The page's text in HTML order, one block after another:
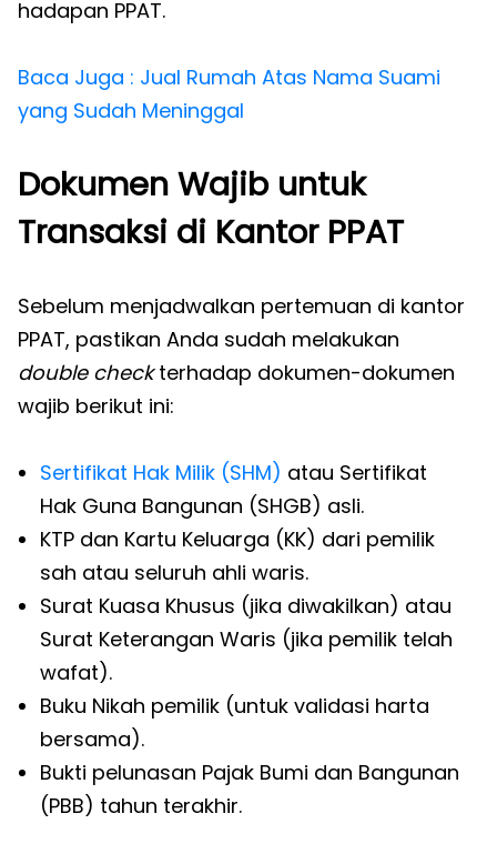
hadapan PPAT.
Baca Juga : Jual Rumah Atas Nama Suami
yang Sudah Meninggal
Dokumen Wajib untuk
Transaksi di Kantor PPAT
Sebelum menjadwalkan pertemuan di kantor
PPAT, pastikan Anda sudah melakukan
double checkterhadap dokumen-dokumen
wajib berikut ini:
Sertifikat Hak Milik (SHM) atau Sertifikat
Hak Guna Bangunan (SHGB) asli.
KTP dan Kartu Keluarga (KK) dari pemilik
sah atau seluruh ahli waris.
Surat Kuasa Khusus (jika diwakilkan) atau
Surat Keterangan Waris (jika pemilik telah
wafat).
Buku Nikah pemilik (untuk validasi harta
bersama).
Bukti pelunasan Pajak Bumi dan Bangunan
(PBB) tahun terakhir.